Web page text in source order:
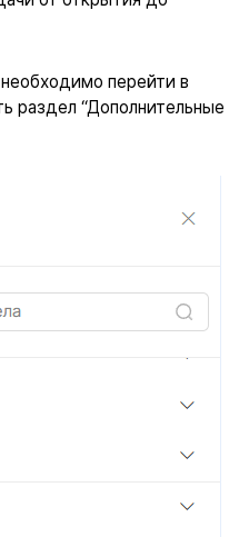
перейти в
раздел “Дополнительные